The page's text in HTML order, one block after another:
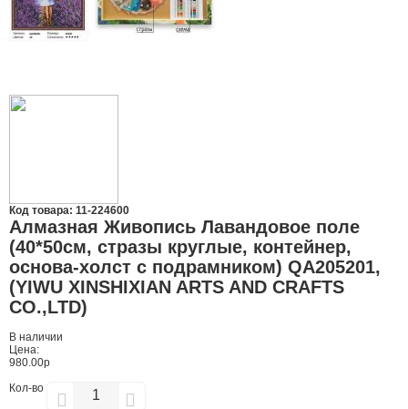
Код товара: 11-224600
Алмазная Живопись Лавандовое поле
(40*50см, стразы круглые, контейнер,
основа-холст с подрамником) QA205201,
(YIWU XINSHIXIAN ARTS AND CRAFTS
CO.,LTD)
В наличии
Цена:
980.00р
Кол-во